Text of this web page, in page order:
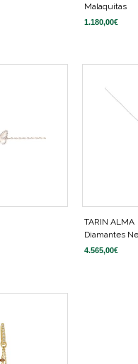
Malaquitas
1.180,00€
TARIN ALMA
Diamantes
4.565,00€